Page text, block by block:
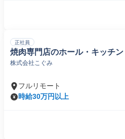
正社員
焼肉専門店のホール・キッチン
株式会社こぐみ
フルリモート
時給30万円以上